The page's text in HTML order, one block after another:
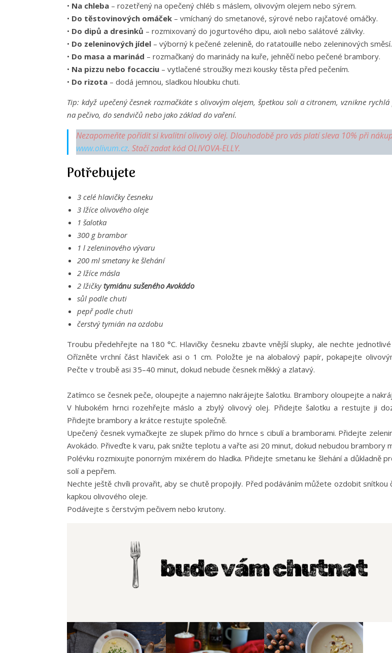
• Na chleba – rozetřený na opečený chléb s máslem, olivovým olejem nebo sýrem.
• Do těstovinových omáček – vmíchaný do smetanové, sýrové nebo rajčatové omáčky.
• Do dipů a dresinků – rozmixovaný do jogurtového dipu, aioli nebo salátové zálivky.
• Do zeleninových jídel – výborný k pečené zelenině, do ratatouille nebo zeleninových směsí.
• Do masa a marinád – rozmačkaný do marinády na kuře, jehněčí nebo pečené brambory.
• Na pizzu nebo focacciu – vytlačené stroužky mezi kousky těsta před pečením.
• Do rizota – dodá jemnou, sladkou hloubku chuti.
Tip: když upečený česnek rozmačkáte s olivovým olejem, špetkou soli a citronem, vznikne
na pečivo, do sendvičů nebo jako základ do vaření.
Nezapomeňte pořídit si kvalitní olivový olej. Dlouhodobě pro vás platí sleva 10% při
www.olivum.cz. Stačí zadat kód OLIVOVA-ELLY.
Potřebujete
3 celé hlavičky česneku
3 lžíce olivového oleje
1 šalotka
300 g brambor
1 l zeleninového vývaru
200 ml smetany ke šlehání
2 lžíce másla
2 lžičkytymiánu sušeného Avokádo
sůl podle chuti
pepř podle chuti
čerstvý tymián na ozdobu
Troubu předehřejte na 180 °C. Hlavičky česneku zbavte vnější slupky, ale nechte
Ořízněte vrchní část hlaviček asi o 1 cm. Položte je na alobalový papír, pokapejte
Pečte v troubě asi 35–40 minut, dokud nebude česnek měkký a zlatavý.
Zatímco se česnek peče, oloupejte a najemno nakrájejte šalotku. Brambory oloupejte a
V hlubokém hrnci rozehřejte máslo a zbylý olivový olej. Přidejte šalotku a restujte ji
Přidejte brambory a krátce restujte společně.
Upečený česnek vymačkejte ze slupek přímo do hrnce s cibulí a bramborami. Přidejte
Avokádo. Přiveďte k varu, pak snižte teplotu a vařte asi 20 minut, dokud nebudou brambory
Polévku rozmixujte ponorným mixérem do hladka. Přidejte smetanu ke šlehání a důkladně
solí a pepřem.
Nechte ještě chvíli provařit, aby se chutě propojily. Před podáváním můžete ozdobit snítkou
kapkou olivového oleje.
Podávejte s čerstvým pečivem nebo krutony.